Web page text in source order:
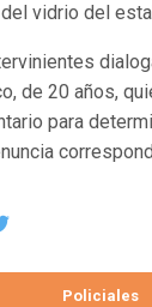
vidrio del
de 20 años,
para
Policiales